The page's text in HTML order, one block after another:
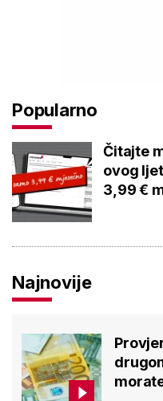
Popularno
Čitajte
ovog
3,99 €
Najnovije